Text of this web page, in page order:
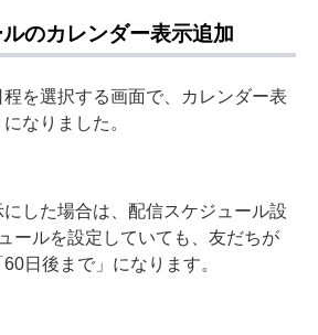
のカレンダー表示追加
を選択する画面で、カレンダー表
なりました。
した場合は、配信スケジュール設
ールを設定していても、友だちが
日後まで」になります。